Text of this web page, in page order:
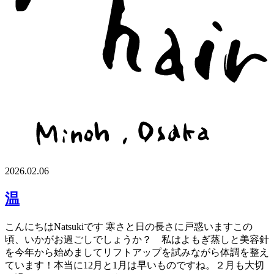
2026.02.06
温
こんにちはNatsukiです 寒さと日の長さに戸惑いますこの
頃、いかがお過ごしでしょうか？ 私はよもぎ蒸しと美容針
を今年から始めましてリフトアップを試みながら体調を整え
ています！本当に12月と1月は早いものですね。２月も大切